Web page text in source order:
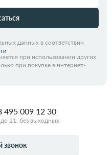
данных в соответствии
при использовании других
при покупке в интернет-
495 009 12 30
21, без выходных
звонок